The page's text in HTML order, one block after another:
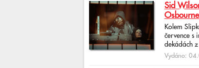
Sid
Kolem
července s
dekádách
Vydáno: